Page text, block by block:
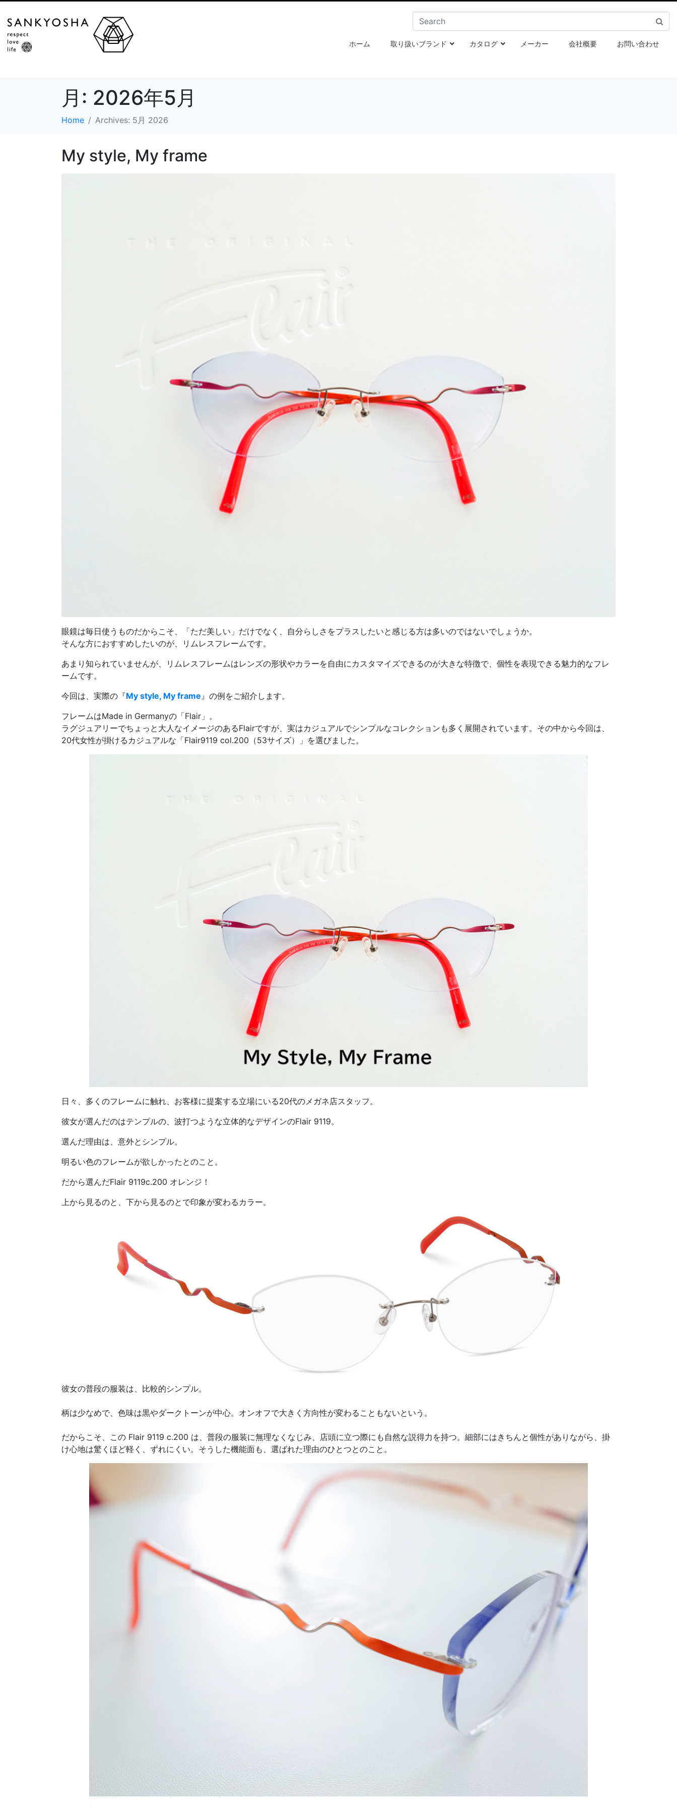
ホーム 取り扱いブランド カタログ メーカー 会社概要 お問い合わせ
月: 2026年5月
Home Archives: 5月 2026
My style, My frame
眼鏡は毎日使うものだからこそ、「ただ美しい」だけでなく、自分らしさをプラスしたいと感じる方は多いのではないでしょうか。
そんな方におすすめしたいのが、リムレスフレームです。
あまり知られていませんが、リムレスフレームはレンズの形状やカラーを自由にカスタマイズできるのが大きな特徴で、個性を表現できる魅力的なフレ
ームです。
今回は、実際の『My style, My frame』の例をご紹介します。
フレームはMade in Germanyの「Flair」。
ラグジュアリーでちょっと大人なイメージのあるFlairですが、実はカジュアルでシンプルなコレクションも多く展開されています。その中から今回は、
20代女性が掛けるカジュアルな「Flair9119 col.200（53サイズ）」を選びました。
日々、多くのフレームに触れ、お客様に提案する立場にいる20代のメガネ店スタッフ。
彼女が選んだのはテンプルの、波打つような立体的なデザインのFlair 9119。
選んだ理由は、意外とシンプル。
明るい色のフレームが欲しかったとのこと。
だから選んだFlair 9119c.200 オレンジ！
上から見るのと、下から見るのとで印象が変わるカラー。
彼女の普段の服装は、比較的シンプル。
柄は少なめで、色味は黒やダークトーンが中心。オンオフで大きく方向性が変わることもないという。
だからこそ、この Flair 9119 c.200 は、普段の服装に無理なくなじみ、店頭に立つ際にも自然な説得力を持つ。細部にはきちんと個性がありながら、掛
け心地は驚くほど軽く、ずれにくい。そうした機能面も、選ばれた理由のひとつとのこと。